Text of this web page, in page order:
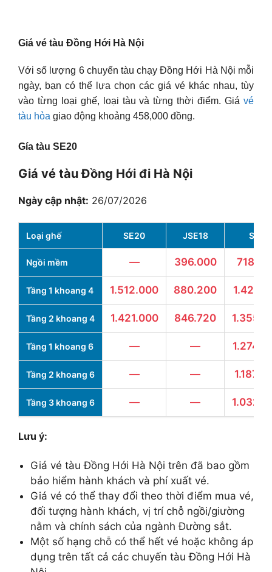
Giá vé tàu Đồng Hới Hà Nội
Với số lượng 6 chuyến tàu chạy Đồng Hới Hà Nội mỗi
ngày, bạn có thể lựa chọn các giá vé khác nhau, tùy
vào từng loại ghế, loại tàu và từng thời điểm. Giá vé
tàu hỏa giao động khoảng 458,000 đồng.
Gía tàu SE20
Giá vé tàu Đồng Hới đi Hà Nội
Ngày cập nhật: 26/07/2026
Loại ghế SE20 JSE18 SE8
Ngồi mềm — 396.000
Tầng 1 khoang 4 1.512.000 880.200
Tầng 2 khoang 4 1.421.000 846.720
Tầng 1 khoang 6 — —
Tầng 2 khoang 6 — —
Tầng 3 khoang 6 — —
Lưu ý:
Giá vé tàu Đồng Hới Hà Nội trên đã bao gồm
bảo hiểm hành khách và phí xuất vé.
Giá vé có thể thay đổi theo thời điểm mua vé,
đối tượng hành khách, vị trí chỗ ngồi/giường
nằm và chính sách của ngành Đường sắt.
Một số hạng chỗ có thể hết vé hoặc không áp
dụng trên tất cả các chuyến tàu Đồng Hới Hà